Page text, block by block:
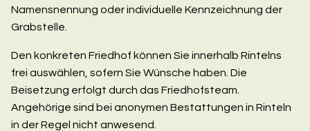
Namensnennung oder individuelle Kennzeichnung der
Grabstelle.
Den konkreten Friedhof können Sie innerhalb Rintelns
frei auswählen, sofern Sie Wünsche haben. Die
Beisetzung erfolgt durch das Friedhofsteam.
Angehörige sind bei anonymen Bestattungen in Rinteln
in der Regel nicht anwesend.